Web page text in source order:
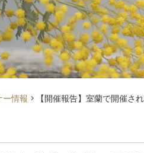
ー情報 【開催報告】室蘭で開催さ